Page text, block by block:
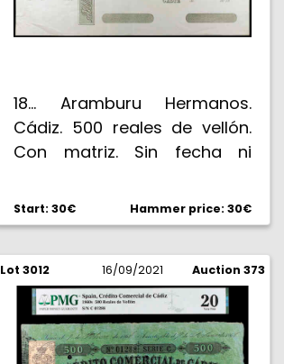
18... Aramburu Hermanos.
Cádiz. 500 reales de vellón.
Con matriz. Sin fecha ni
Start: 30€ Hammer price: 30€
Lot 3012 16/09/2021 Auction 373